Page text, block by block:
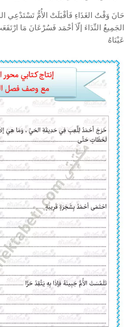
حَانَ وَقْتُ الغَذَاءِ فَأقْبَلَتْ الأُمُّ تَسْتَدْعِي
الجَمِيعُ النِّدَاءَ إلّاَ أحْمَد فَسُرْعَانَ مَا
عَيْنَاهُ